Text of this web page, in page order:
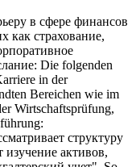
в сфере финансов
как страхование,
Die folgenden
in der
Bereichen wie im
Wirtschaftsprüfung,
структуру
изучение активов,